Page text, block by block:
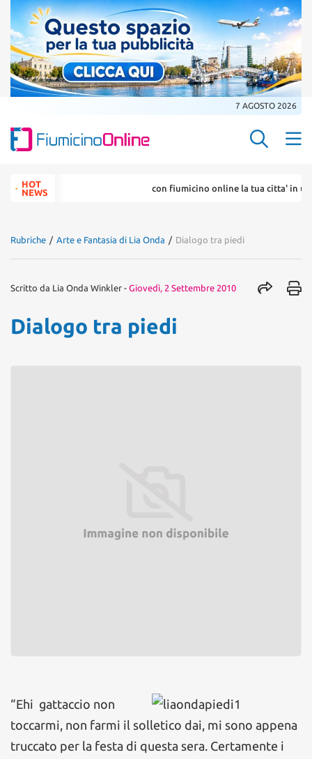
7 AGOSTO 2026
Search
for:HOT
NEWS
con fiumicino online la tua citta' in un
Rubriche / Arte e Fantasia di Lia Onda / Dialogo tra piedi
Scritto da Lia Onda Winkler - Giovedì, 2 Settembre 2010
Dialogo tra piedi
“Ehi gattaccio non
toccarmi, non farmi il solletico dai, mi sono appena
truccato per la festa di questa sera. Certamente i